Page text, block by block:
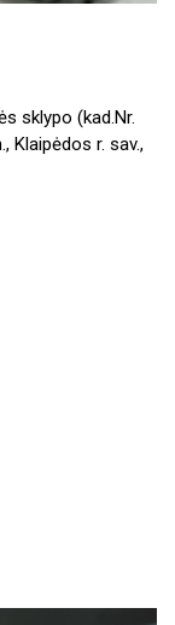
sklypo (kad.Nr.
Klaipėdos r. sav.,